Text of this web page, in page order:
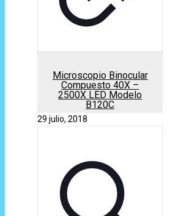
Microscopio Binocular
Compuesto 40X –
2500X LED Modelo
B120C
29 julio, 2018